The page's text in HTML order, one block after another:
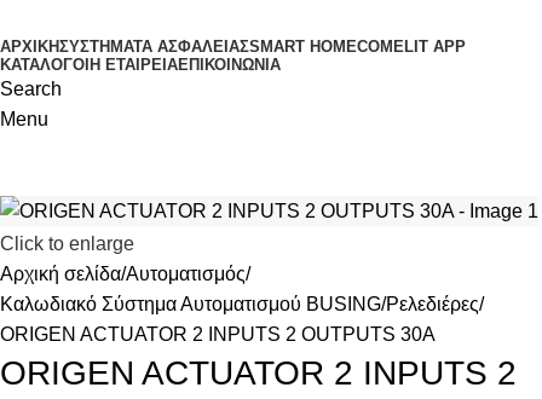
ΑΡΧΙΚΗΣΥΣΤΗΜΑΤΑ ΑΣΦΑΛΕΙΑΣSMART HOMECOMELIT APP
ΚΑΤΑΛΟΓΟΙ Η ΕΤΑΙΡΕΙΑΕΠΙΚΟΙΝΩΝΙΑ
Search
Menu
Click to enlarge
Αρχική σελίδα Αυτοματισμός
Καλωδιακό Σύστημα Αυτοματισμού BUSING Ρελεδιέρες
ORIGEN ACTUATOR 2 INPUTS 2 OUTPUTS 30A
ORIGEN ACTUATOR 2 INPUTS 2